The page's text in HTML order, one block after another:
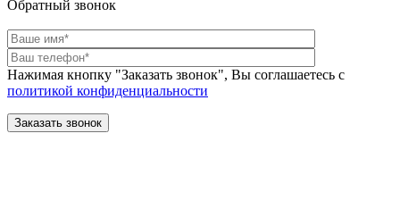
Обратный звонок
Нажимая кнопку "Заказать звонок", Вы соглашаетесь с
политикой конфиденциальности